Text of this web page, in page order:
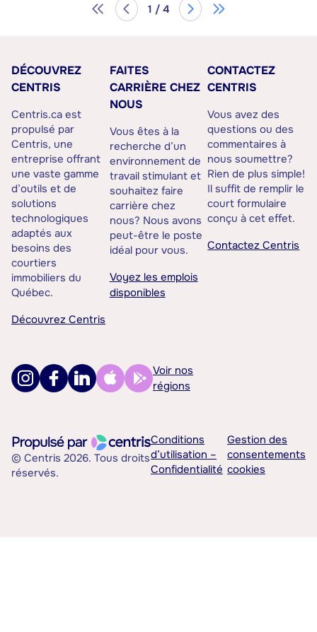
1 / 4
DÉCOUVREZ
CENTRIS
Centris.ca est
propulsé par
Centris, une
entreprise offrant
une vaste gamme
d’outils et de
solutions
technologiques
adaptés aux
besoins des
courtiers
immobiliers du
Québec.
Découvrez Centris
FAITES
CARRIÈRE CHEZ
NOUS
Vous êtes à la
recherche d’un
environnement de
travail stimulant et
souhaitez faire
carrière chez
nous? Nous avons
peut-être le poste
idéal pour vous.
Voyez les emplois
disponibles
CONTACTEZ
CENTRIS
Vous avez des
questions ou des
commentaires à
nous soumettre?
Rien de plus simple!
Il suffit de remplir le
court formulaire
conçu à cet effet.
Contactez Centris
Voir nos
régions
© Centris 2026. Tous droits
réservés.
Conditions
d’utilisation –
Confidentialité
Gestion des
consentements
cookies